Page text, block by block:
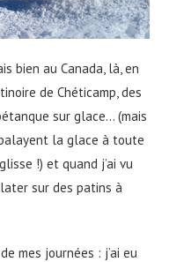
bien au Canada, là, en
de Chéticamp, des
sur glace… (mais
la glace à toute
!) et quand j’ai vu
sur des patins à
mes journées : j’ai eu